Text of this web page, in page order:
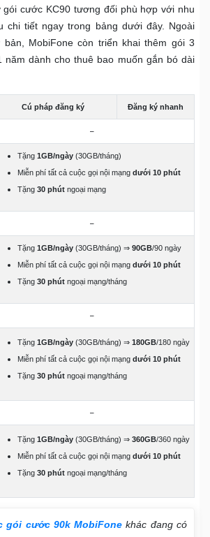
gói cước KC90 tương đối phù hợp với nhu
chi tiết ngay trong bảng dưới đây. Ngoài
MobiFone còn triển khai thêm gói 3
năm dành cho thuê bao muốn gắn bó dài
Cú pháp đăng ký Đăng ký nhanh
–
Tặng 1GB/ngày (30GB/tháng)
Miễn phí tất cả cuộc gọi nội mạng dưới 10 phút
Tặng 30 phút ngoại mạng
–
Tặng 1GB/ngày (30GB/tháng) ⇒ 90GB/90 ngày
Miễn phí tất cả cuộc gọi nội mạng dưới 10 phút
Tặng 30 phút ngoại mạng/tháng
–
Tặng 1GB/ngày (30GB/tháng) ⇒ 180GB/180 ngày
Miễn phí tất cả cuộc gọi nội mạng dưới 10 phút
Tặng 30 phút ngoại mạng/tháng
–
Tặng 1GB/ngày (30GB/tháng) ⇒ 360GB/360 ngày
Miễn phí tất cả cuộc gọi nội mạng dưới 10 phút
Tặng 30 phút ngoại mạng/tháng
gói cước 90k MobiFone khác đang có